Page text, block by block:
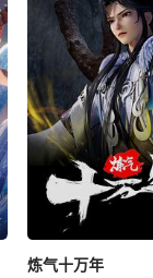
炼气十万年